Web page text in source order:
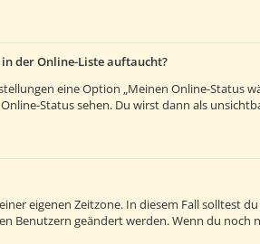
der Online-Liste auftaucht?
eine Option „Meinen Online-Status
Status sehen. Du wirst dann als
eigenen Zeitzone. In diesem Fall solltest
Benutzern geändert werden. Wenn du